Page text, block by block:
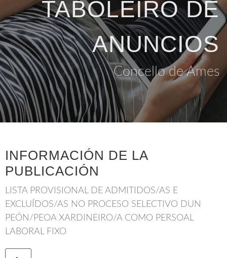
TABOLEIRO DE
ANUNCIOS
Concello de Ames
INFORMACIÓN DE LA
PUBLICACIÓN
LISTA PROVISIONAL DE ADMITIDOS/AS E
EXCLUÍDOS/AS NO PROCESO SELECTIVO DUN
PEÓN/PEOA XARDINEIRO/A COMO PERSOAL
LABORAL FIXO